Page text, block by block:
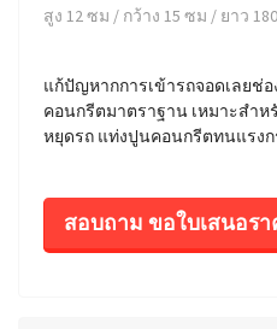
สูง 12 ซม / กว้าง 15 ซม / ยาว
แก้ปัญหากการเข้ารถจอดเลยช่
คอนกรีตมาตราฐาน เหมาะสำ
หยุดรถ แท่งปูนคอนกรีตทนแรง
สอบถาม ขอใบเสนอรา